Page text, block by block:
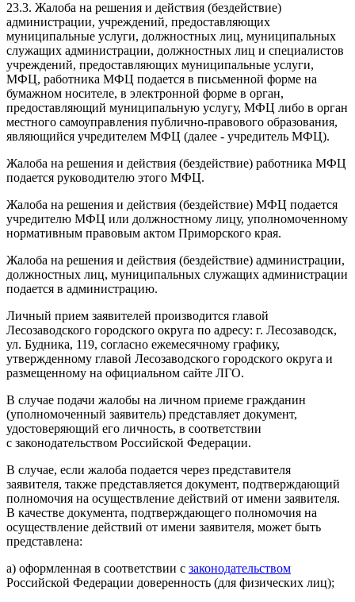
23.3. Жалоба на решения и действия (бездействие)
администрации, учреждений, предоставляющих
муниципальные услуги, должностных лиц, муниципальных
служащих администрации, должностных лиц и специалистов
учреждений, предоставляющих муниципальные услуги,
МФЦ, работника МФЦ подается в письменной форме на
бумажном носителе, в электронной форме в орган,
предоставляющий муниципальную услугу, МФЦ либо в орган
местного самоуправления публично-правового образования,
являющийся учредителем МФЦ (далее - учредитель МФЦ).
Жалоба на решения и действия (бездействие) работника МФЦ
подается руководителю этого МФЦ.
Жалоба на решения и действия (бездействие) МФЦ подается
учредителю МФЦ или должностному лицу, уполномоченному
нормативным правовым актом Приморского края.
Жалоба на решения и действия (бездействие) администрации,
должностных лиц, муниципальных служащих администрации
подается в администрацию.
Личный прием заявителей производится главой
Лесозаводского городского округа по адресу: г. Лесозаводск,
ул. Будника, 119, согласно ежемесячному графику,
утвержденному главой Лесозаводского городского округа и
размещенному на официальном сайте ЛГО.
В случае подачи жалобы на личном приеме гражданин
(уполномоченный заявитель) представляет документ,
удостоверяющий его личность, в соответствии
с законодательством Российской Федерации.
В случае, если жалоба подается через представителя
заявителя, также представляется документ, подтверждающий
полномочия на осуществление действий от имени заявителя.
В качестве документа, подтверждающего полномочия на
осуществление действий от имени заявителя, может быть
представлена:
а) оформленная в соответствии с законодательством
Российской Федерации доверенность (для физических лиц);